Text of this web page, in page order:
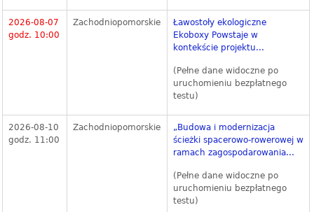
2026-08-07
godz. 10:00
Zachodniopomorskie
Ławostoły ekologiczne
Ekoboxy Powstaje w
kontekście projektu...
(Pełne dane widoczne po
uruchomieniu bezpłatnego
testu)
2026-08-10
godz. 11:00
Zachodniopomorskie
„Budowa i modernizacja
ścieżki spacerowo-rowerowej w
ramach zagospodarowania...
(Pełne dane widoczne po
uruchomieniu bezpłatnego
testu)